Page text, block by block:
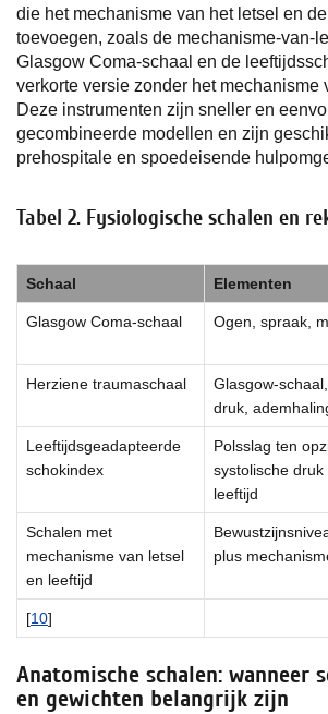
die het mechanisme van het letsel en
toevoegen, zoals de mechanisme-van-
Glasgow Coma-schaal en de
verkorte versie zonder het mechanisme
Deze instrumenten zijn sneller en
gecombineerde modellen en zijn
prehospitale en spoedeisende
Tabel 2. Fysiologische schalen en
Schaal Elementen
Glasgow Coma-schaal Ogen, spraak,
Herziene traumaschaal
Glasgow-
druk,
Leeftijdsgeadapteerde
schokindex
Polsslag ten
systolische druk
leeftijd
Schalen met
mechanisme van letsel
en leeftijd
plus
[10]
Anatomische schalen: wanneer
en gewichten belangrijk zijn